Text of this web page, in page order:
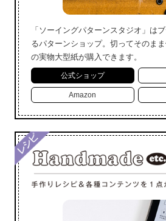
「ソーイングパターンスタジオ」は
るパターンショップ。切ってそのま
の実物大型紙が購入できます。
公式ショップ
Amazon